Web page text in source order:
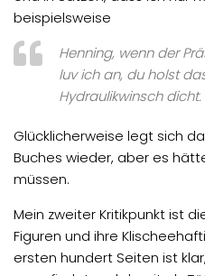
beispielsweise
Henning, wenn der
luv ich an, du holst
Hydraulikwinsch dicht.
Glücklicherweise legt sich
Buches wieder, aber es
müssen.
Mein zweiter Kritikpunkt ist
Figuren und ihre
ersten hundert Seiten ist